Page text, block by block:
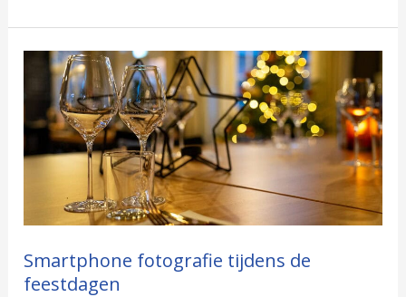
Smartphone fotografie tijdens de
feestdagen
Smartphone
fotografie
tijdens
de
feestdagen